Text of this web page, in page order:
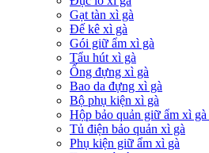
Gạt tàn xì gà
Đế kê xì gà
Gói giữ ẩm xì gà
Tẩu hút xì gà
Ống đựng xì gà
Bao da đựng xì gà
Bộ phụ kiện xì gà
Hộp bảo quản giữ ẩm xì
Tủ điện bảo quản xì gà
Phụ kiện giữ ẩm xì gà